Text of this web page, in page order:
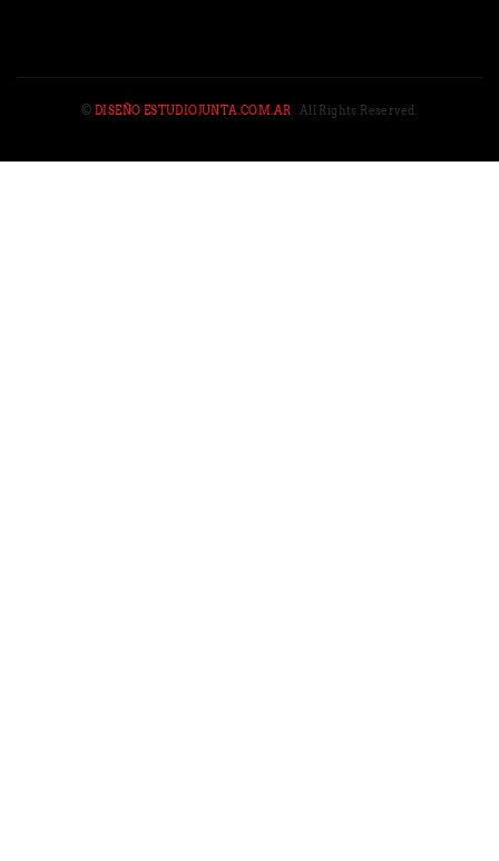
©DISEÑO ESTUDIOJUNTA.COM.AR . All Rights Reserved.